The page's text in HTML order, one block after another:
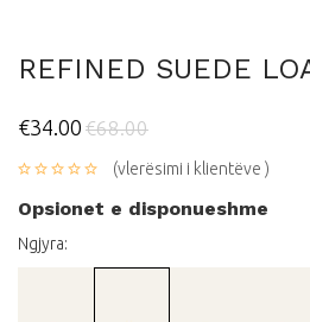
REFINED SUEDE
€34.00 €68.00
(vlerësimi i klientëve )
Opsionet e disponueshme
Ngjyra: